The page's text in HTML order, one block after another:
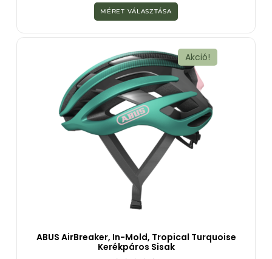
5
-
b
ő
MÉRET VÁLASZTÁSA
Akció!
ABUS AirBreaker, In-Mold, Tropical Turquoise
Kerékpáros Sisak